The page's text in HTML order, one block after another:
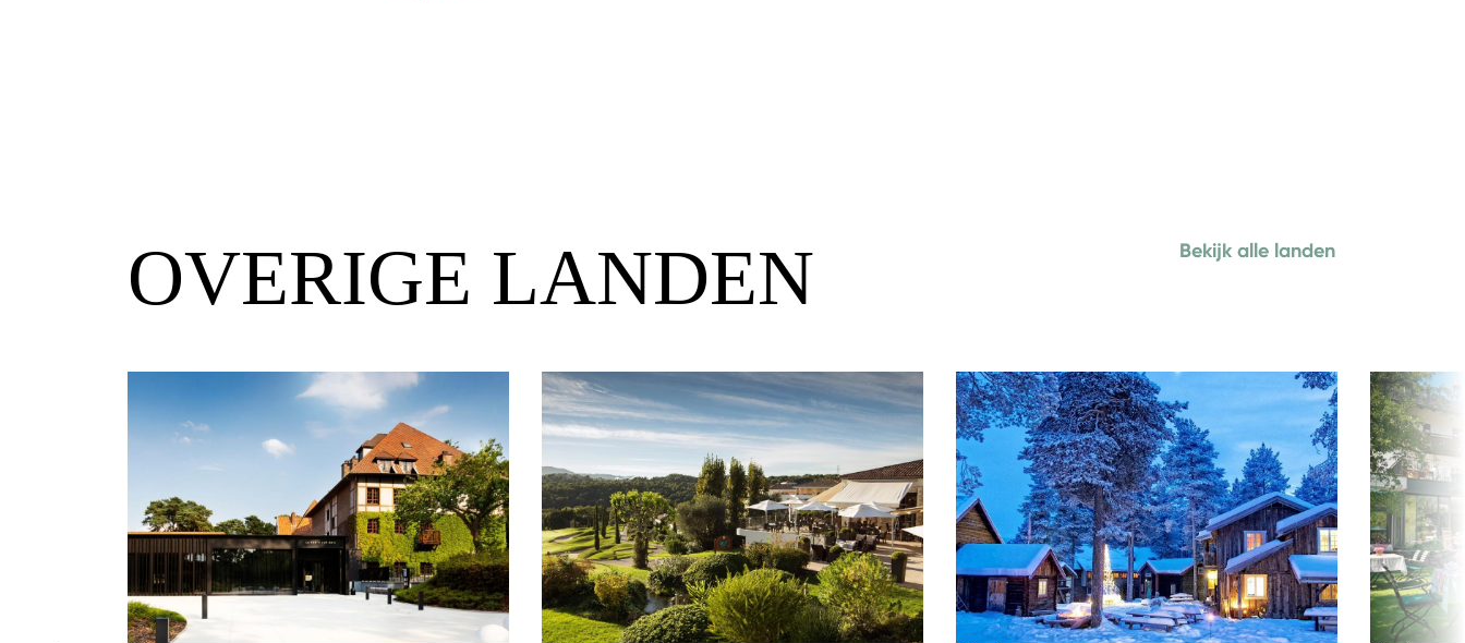
OVERIGE LANDEN Bekijk alle landen